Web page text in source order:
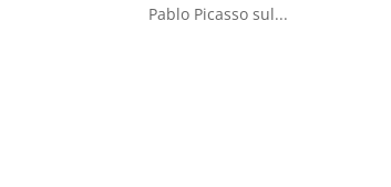
Pablo Picasso sul...